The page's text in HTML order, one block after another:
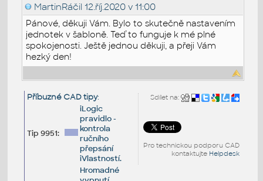
MartinRáčil 12.říj.2020 v 11:00
Pánové, děkuji Vám. Bylo to skutečně nastavením
jednotek v šabloně. Teď to funguje k mé plné
spokojenosti. Ještě jednou děkuji, a přeji Vám
hezký den!
Sdílet na:
Pro technickou podporu CAD
kontaktujte Helpdesk
Příbuzné CAD tipy:
Tip 9951:
iLogic
pravidlo -
kontrola
ručního
přepsání
iVlastností.
Hromadné